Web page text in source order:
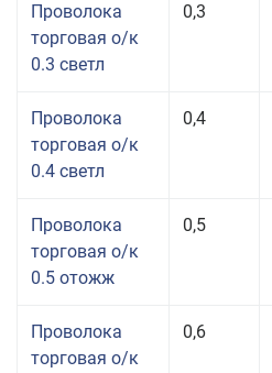
Проволока
торговая о/к
0.3 светл
0,3
Проволока
торговая о/к
0.4 светл
0,4
Проволока
торговая о/к
0.5 отожж
0,5
Проволока
торговая о/к
0,6